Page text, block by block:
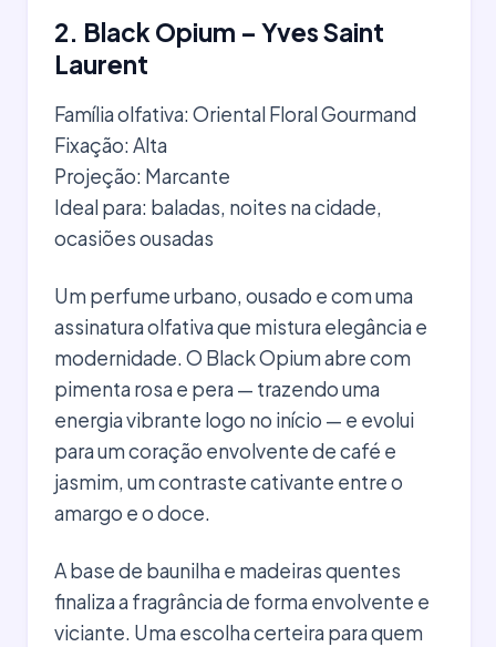
2. Black Opium – Yves Saint
Laurent
Família olfativa: Oriental Floral Gourmand
Fixação: Alta
Projeção: Marcante
Ideal para: baladas, noites na cidade,
ocasiões ousadas
Um perfume urbano, ousado e com uma
assinatura olfativa que mistura elegância e
modernidade. O Black Opium abre com
pimenta rosa e pera — trazendo uma
energia vibrante logo no início — e evolui
para um coração envolvente de café e
jasmim, um contraste cativante entre o
amargo e o doce.
A base de baunilha e madeiras quentes
finaliza a fragrância de forma envolvente e
viciante. Uma escolha certeira para quem